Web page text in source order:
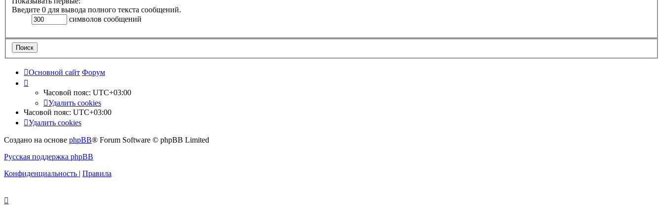
Введите 0 для вывода полного текста сообщений.
символов сообщений
Основной сайт Форум
Часовой пояс: UTC+03:00
Удалить cookies
Часовой пояс: UTC+03:00
Удалить cookies
Создано на основе phpBB® Forum Software © phpBB Limited
Русская поддержка phpBB
Конфиденциальность | Правила